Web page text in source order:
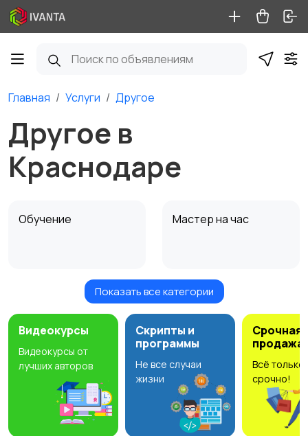
Главная Услуги Другое
Другое в
Краснодаре
Обучение Мастер на час
Красота и здоровье Перевозки
строительство
Компьютерные
услуги
Показать все категории
Видеокурсы
Видеокурсы от
лучших авторов
Скрипты и
программы
Не все случаи
жизни
Срочная
продажа
Всё только
срочно!